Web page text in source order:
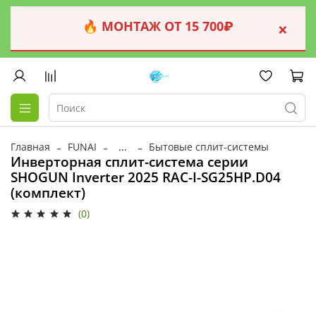
🔥 МОНТАЖ ОТ 15 700₽ ×
Главная FUNAI ... Бытовые сплит-системы
Инверторная сплит-система серии
SHOGUN Inverter 2025 RAC-I-SG25HP.D04
(комплект)
(0)